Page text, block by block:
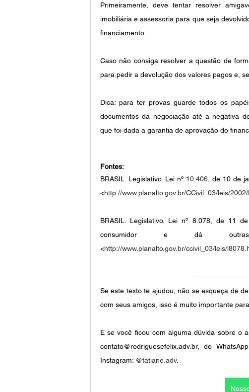
Primeiramente, deve tentar resolver
imobiliária e assessoria para que seja
financiamento.
Caso não consiga resolver a questão de
para pedir a devolução dos valores pagos e,
Dica: para ter provas guarde todos os
documentos da negociação até a negativa
que foi dada a garantia de aprovação do
Fontes:
BRASIL. Legislativo. Lei nº 10.406, de 10 de
<http://www.planalto.gov.br/CCivil_03/leis/
BRASIL. Legislativo. Lei nº 8.078, de 11
consumidor e dá outras
<http://www.planalto.gov.br/ccivil_03/leis/
Se este texto te ajudou, não se esqueça de
com seus amigos, isso é muito importante
E se você ficou com alguma dúvida sobre o
contato@rodriguesefelix.adv.br, do
Instagram: @tatiane.adv.